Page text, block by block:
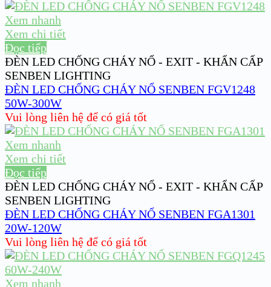
Xem nhanh
Xem chi tiết
Đọc tiếp
ĐÈN LED CHỐNG CHÁY NỔ - EXIT - KHẨN CẤP
SENBEN LIGHTING
ĐÈN LED CHỐNG CHÁY NỔ SENBEN FGV1248
50W-300W
Vui lòng liên hệ để có giá tốt
Xem nhanh
Xem chi tiết
Đọc tiếp
ĐÈN LED CHỐNG CHÁY NỔ - EXIT - KHẨN CẤP
SENBEN LIGHTING
ĐÈN LED CHỐNG CHÁY NỔ SENBEN FGA1301
20W-120W
Vui lòng liên hệ để có giá tốt
Xem nhanh